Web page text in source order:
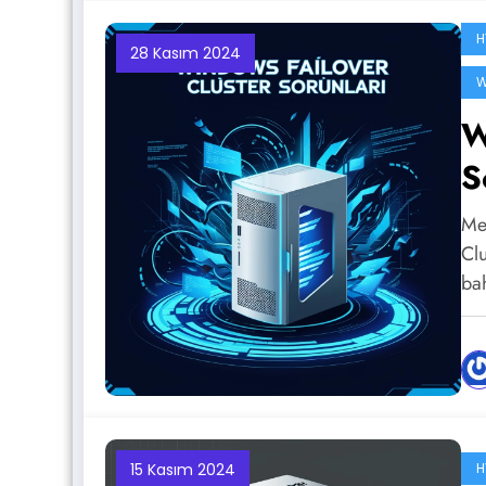
28 Kasım 2024
15 Kasım 2024